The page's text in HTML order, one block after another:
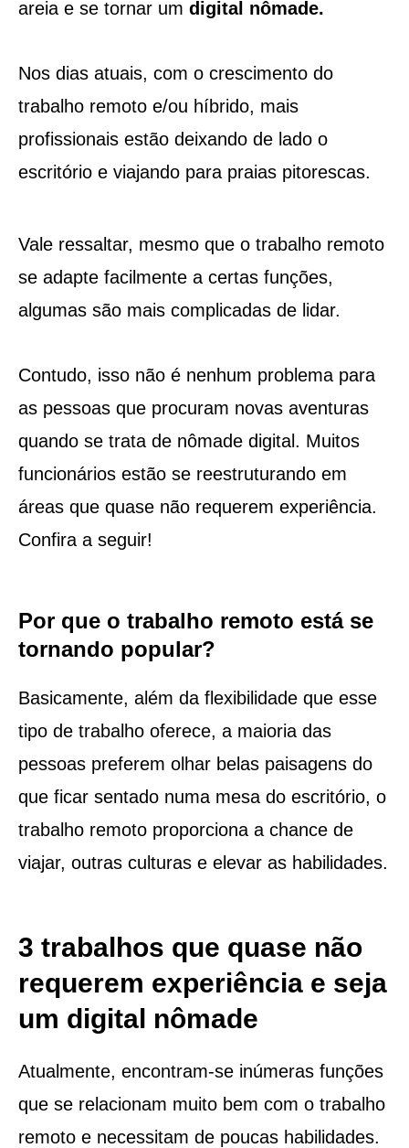
areia e se tornar um digital nômade.
Nos dias atuais, com o crescimento do
trabalho remoto e/ou híbrido, mais
profissionais estão deixando de lado o
escritório e viajando para praias pitorescas.
Vale ressaltar, mesmo que o trabalho remoto
se adapte facilmente a certas funções,
algumas são mais complicadas de lidar.
Contudo, isso não é nenhum problema para
as pessoas que procuram novas aventuras
quando se trata de nômade digital. Muitos
funcionários estão se reestruturando em
áreas que quase não requerem experiência.
Confira a seguir!
Por que o trabalho remoto está se
tornando popular?
Basicamente, além da flexibilidade que esse
tipo de trabalho oferece, a maioria das
pessoas preferem olhar belas paisagens do
que ficar sentado numa mesa do escritório, o
trabalho remoto proporciona a chance de
viajar, outras culturas e elevar as habilidades.
3 trabalhos que quase não
requerem experiência e seja
um digital nômade
Atualmente, encontram-se inúmeras funções
que se relacionam muito bem com o trabalho
remoto e necessitam de poucas habilidades.